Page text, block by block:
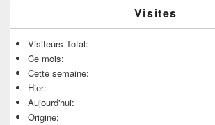
Visites
Visiteurs Total:
Ce mois:
Cette semaine:
Hier:
Aujourd'hui:
Origine: